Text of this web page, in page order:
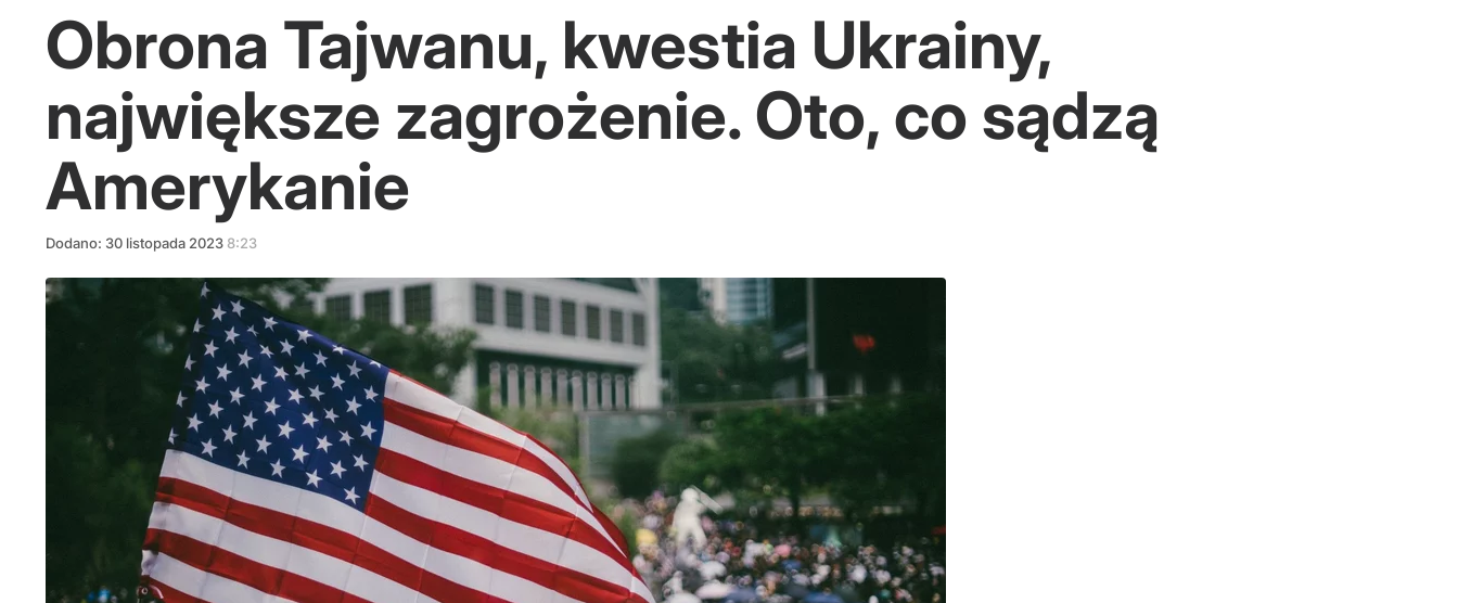
Obrona Tajwanu, kwestia Ukrainy,
największe zagrożenie. Oto, co sądzą
Amerykanie
Dodano: 30 listopada 2023 8:23